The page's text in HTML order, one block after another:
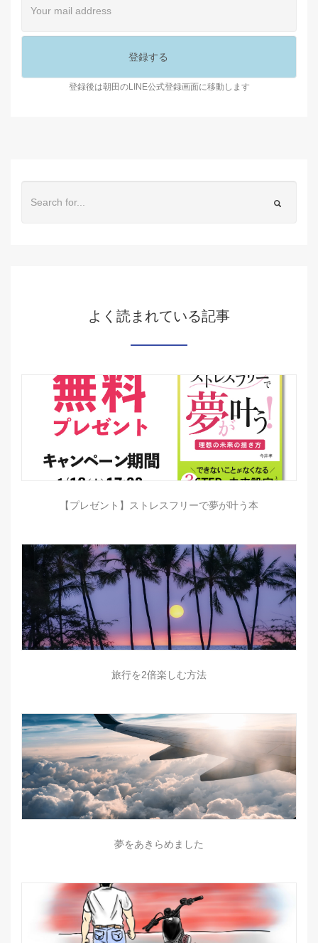
登録後は朝田のLINE公式登録画面に移動します
よく読まれている記事
【プレゼント】ストレスフリーで夢が叶う本
旅行を2倍楽しむ方法
夢をあきらめました